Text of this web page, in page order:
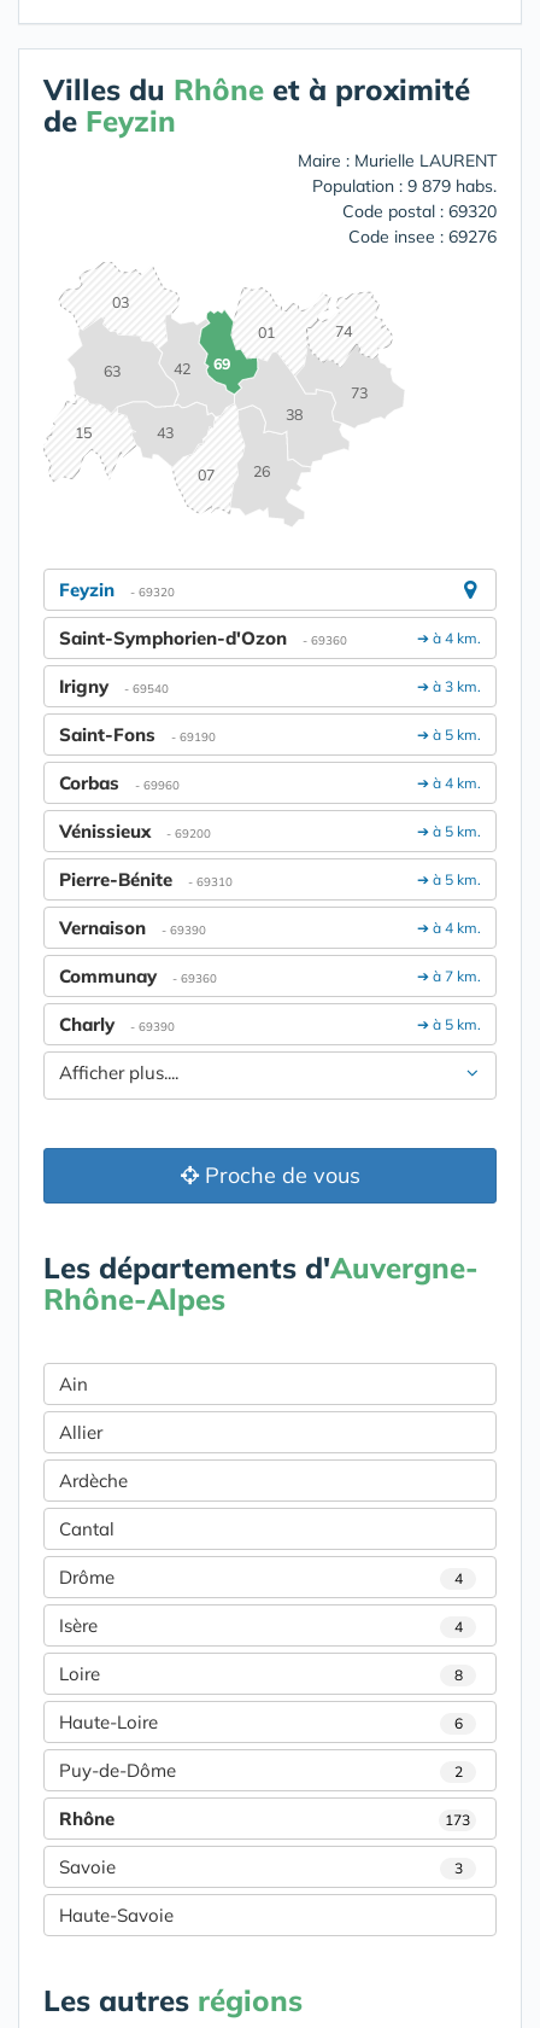
Villes du Rhône et à proximité
de Feyzin
Maire : Murielle LAURENT
Population : 9 879 habs.
Code postal : 69320
Code insee : 69276
01
03
07
15
26
38
42
43
63
69
73
74
Feyzin - 69320
➔ à 4 km.
Saint-Symphorien-d'Ozon - 69360
➔ à 3 km.
Irigny - 69540
➔ à 5 km.
Saint-Fons - 69190
➔ à 4 km.
Corbas - 69960
➔ à 5 km.
Vénissieux - 69200
➔ à 5 km.
Pierre-Bénite - 69310
➔ à 4 km.
Vernaison - 69390
➔ à 7 km.
Communay - 69360
➔ à 5 km.
Charly - 69390
Afficher plus....
Proche de vous
Les départements d'Auvergne-
Rhône-Alpes
Ain
Allier
Ardèche
Cantal
Drôme 4
Isère 4
Loire 8
Haute-Loire 6
Puy-de-Dôme 2
Rhône 173
Savoie 3
Haute-Savoie
Les autres régions